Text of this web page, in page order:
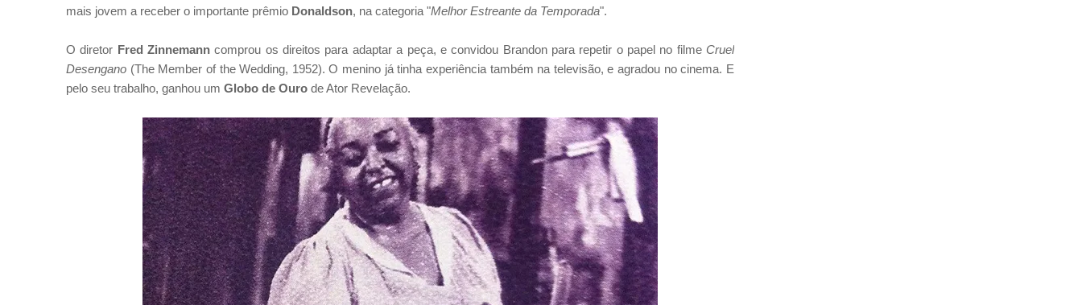
mais jovem a receber o importante prêmio Donaldson, na categoria "Melhor Estreante da Temporada".
O diretor Fred Zinnemann comprou os direitos para adaptar a peça, e convidou Brandon para repetir o papel no filme Cruel
Desengano (The Member of the Wedding, 1952). O menino já tinha experiência também na televisão, e agradou no cinema. E
pelo seu trabalho, ganhou um Globo de Ouro de Ator Revelação.